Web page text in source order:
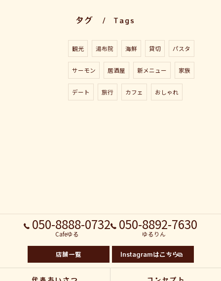
タグ Tags
観光 湯布院 海鮮 貸切 パスタ
サーモン 居酒屋 新メニュー 家族
デート 旅行 カフェ おしゃれ
050-8888-0732
Cafeゆる
050-8892-7630
ゆるりん
店舗一覧 Instagramはこちら